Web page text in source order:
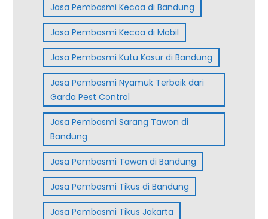
Jasa Pembasmi Kecoa di Bandung
Jasa Pembasmi Kecoa di Mobil
Jasa Pembasmi Kutu Kasur di Bandung
Jasa Pembasmi Nyamuk Terbaik dari
Garda Pest Control
Jasa Pembasmi Sarang Tawon di
Bandung
Jasa Pembasmi Tawon di Bandung
Jasa Pembasmi Tikus di Bandung
Jasa Pembasmi Tikus Jakarta